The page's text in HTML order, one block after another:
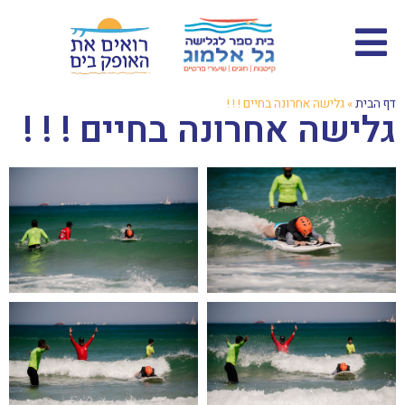
דף הבית»גלישה אחרונה בחיים ! ! !
גלישה אחרונה בחיים ! ! !